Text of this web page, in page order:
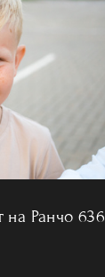
Ранчо 636